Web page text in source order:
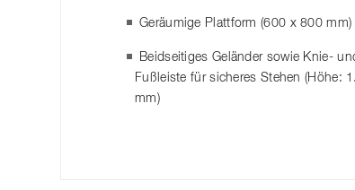
Geräumige Plattform (600 x 800 mm)
Beidseitiges Geländer sowie Knie-
Fußleiste für sicheres Stehen (Höhe:
mm)